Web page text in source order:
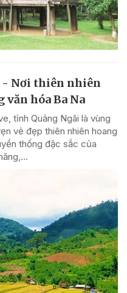
- Nơi thiên nhiên
văn hóa Ba Na
tỉnh Quảng Ngãi là vùng
vẻ đẹp thiên nhiên hoang
thống đặc sắc của